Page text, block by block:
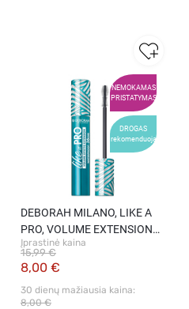
NEMOKAMAS
PRISTATYMAS
DROGAS
rekomenduoja
DEBORAH MILANO, LIKE A
PRO, VOLUME EXTENSIONS,
blakstienų tušas atsparus
vandeniui, Black, 13 ml.
Įprastinė kaina
8,00 €
15,99 €
30 dienų mažiausia kaina:
8,00 €